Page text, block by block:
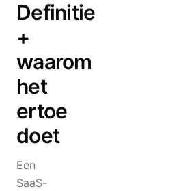
Definitie
+
waarom
het
ertoe
doet
Een
SaaS-